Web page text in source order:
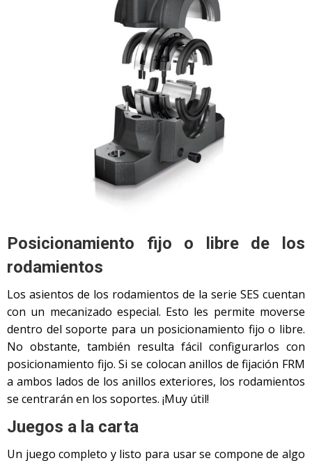
Posicionamiento fijo o libre de los
rodamientos
Los asientos de los rodamientos de la serie SES cuentan
con un mecanizado especial. Esto les permite moverse
dentro del soporte para un posicionamiento fijo o libre.
No obstante, también resulta fácil configurarlos con
posicionamiento fijo. Si se colocan anillos de fijación FRM
a ambos lados de los anillos exteriores, los rodamientos
se centrarán en los soportes. ¡Muy útil!
Juegos a la carta
Un juego completo y listo para usar se compone de algo